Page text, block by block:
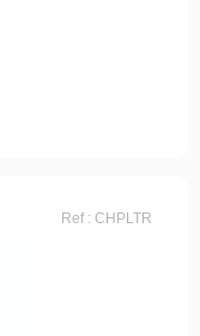
Ref : CHPLTR